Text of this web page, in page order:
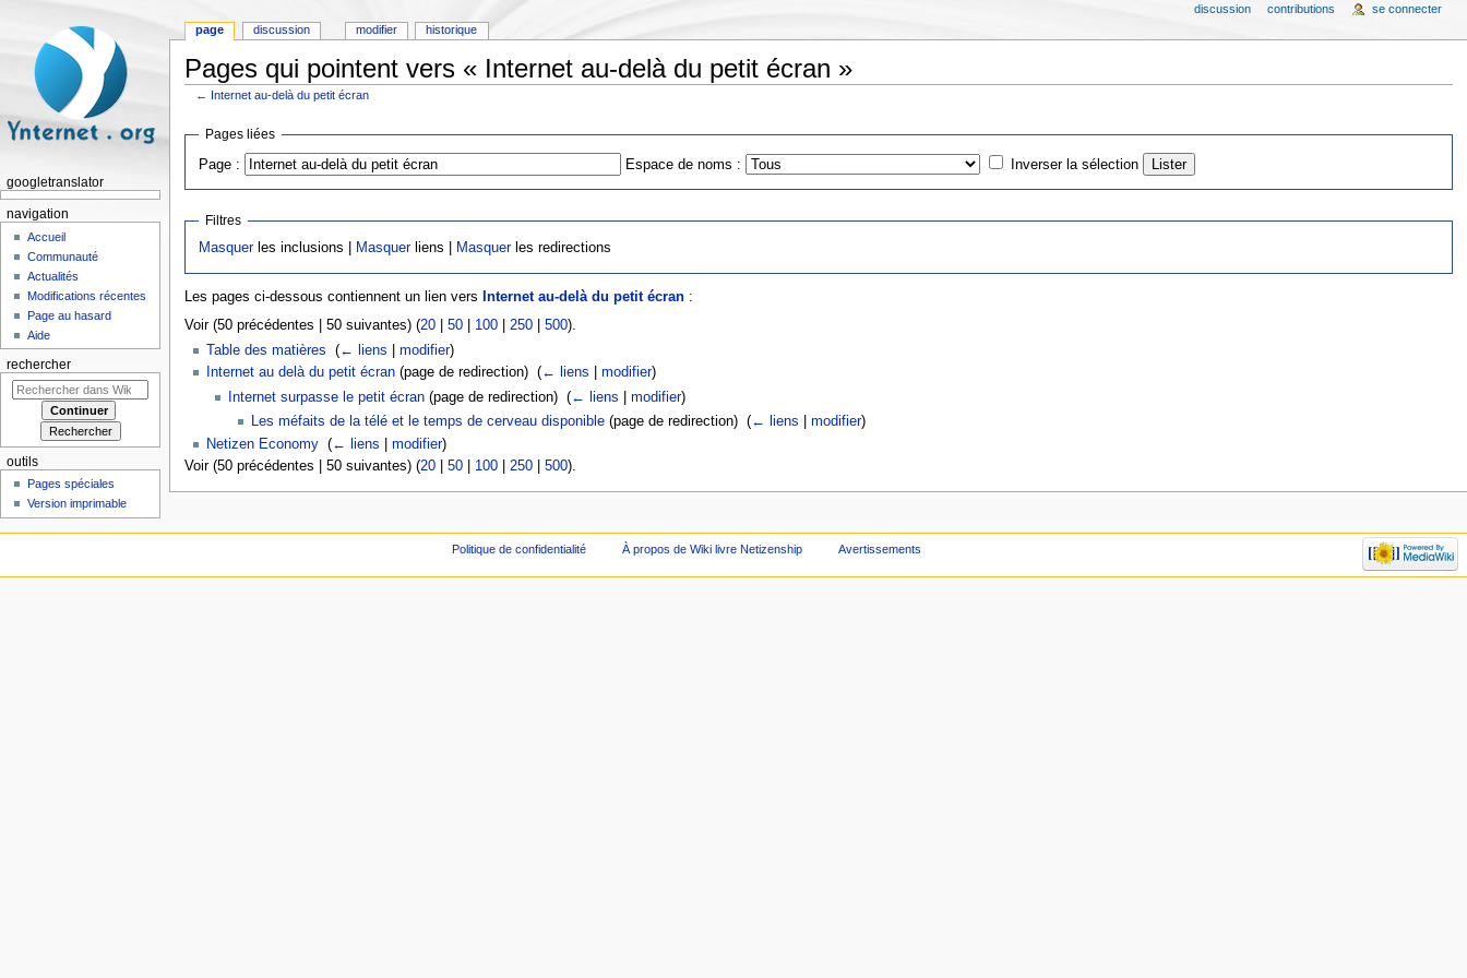
Pages qui pointent vers « Internet au-delà du petit écran »
← Internet au-delà du petit écran
Pages liées
Page : Espace de noms : Inverser la sélection
Filtres
Masquerles inclusions | Masquerliens | Masquerles redirections
Les pages ci-dessous contiennent un lien vers Internet au-delà du petit écran:
Voir (50 précédentes | 50 suivantes) (20| 50| 100| 250| 500).
Table des matières
(← liens modifier)
Internet au delà du petit écran(page de redirection) ‎ (← liens modifier)
Internet surpasse le petit écran (page de redirection) ‎(← liens |modifier)
Les méfaits de la télé et le temps de cerveau disponible(page de redirection) ‎ (← liens modifier)
Netizen Economy‎ (← liens modifier)
Voir (50 précédentes | 50 suivantes) (20| 50| 100| 250| 500).
page discussion modifier historique
discussion contributions se connecter
googletranslator
navigation
Accueil
Communauté
Actualités
Modifications récentes
Page au hasard
Aide
rechercher
outils
Pages spéciales
Version imprimable
Politique de confidentialité À propos de Wiki livre Netizenship Avertissements